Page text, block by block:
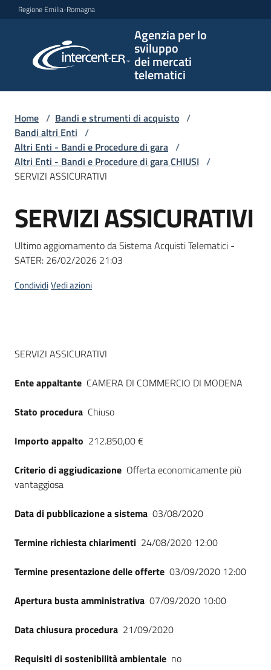
Vai al contenuto
Vai alla navigazione
Vai al footer
Regione Emilia-Romagna
Agenzia per lo
sviluppo
dei mercati
telematici
per lo
sviluppo
telematici
L'Agenzia
Bandi
strumenti
di
acquisto
Piattaforme
telematiche
English
Seguici
su
Home / Bandi e strumenti di acquisto /
Bandi altri Enti /
Altri Enti - Bandi e Procedure di gara /
Altri Enti - Bandi e Procedure di gara CHIUSI /
SERVIZI ASSICURATIVI
Salta al contenuto
SERVIZI ASSICURATIVI
Ultimo aggiornamento da Sistema Acquisti Telematici -
SATER: 26/02/2026 21:03
CondividiVedi azioni
Dati del bando
SERVIZI ASSICURATIVI
Ente appaltante CAMERA DI COMMERCIO DI MODENA
Stato procedura Chiuso
Importo appalto 212.850,00 €
Criterio di aggiudicazione Offerta economicamente più
vantaggiosa
Data di pubblicazione a sistema 03/08/2020
Termine richiesta chiarimenti 24/08/2020 12:00
Termine presentazione delle offerte 03/09/2020 12:00
Apertura busta amministrativa 07/09/2020 10:00
Data chiusura procedura 21/09/2020
Requisiti di sostenibilità ambientale no